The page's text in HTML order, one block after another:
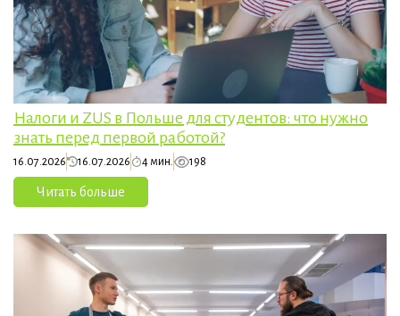
Налоги и ZUS в Польше для студентов: что нужно
знать перед первой работой?
16.07.2026 16.07.2026 4 мин. 198
Читать больше